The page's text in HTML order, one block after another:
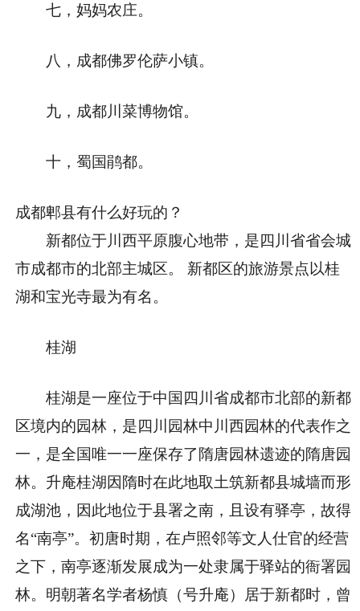
七，妈妈农庄。
八，成都佛罗伦萨小镇。
九，成都川菜博物馆。
十，蜀国鹃都。
成都郫县有什么好玩的？
新都位于川西平原腹心地带，是四川省省会城
市成都市的北部主城区。 新都区的旅游景点以桂
湖和宝光寺最为有名。
桂湖
桂湖是一座位于中国四川省成都市北部的新都
区境内的园林，是四川园林中川西园林的代表作之
一，是全国唯一一座保存了隋唐园林遗迹的隋唐园
林。升庵桂湖因隋时在此地取土筑新都县城墙而形
成湖池，因此地位于县署之南，且设有驿亭，故得
名“南亭”。初唐时期，在卢照邻等文人仕官的经营
之下，南亭逐渐发展成为一处隶属于驿站的衙署园
林。明朝著名学者杨慎（号升庵）居于新都时，曾